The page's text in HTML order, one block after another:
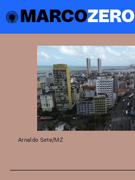
MARCOZERO
Arnaldo Sete/MZ